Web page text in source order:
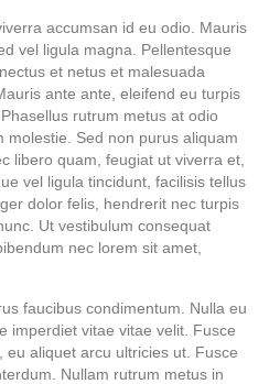
accumsan id eu odio. Mauris
vel ligula magna. Pellentesque
et netus et malesuada
ante ante, eleifend eu turpis
rutrum metus at odio
molestie. Sed non purus aliquam
libero quam, feugiat ut viverra et,
vel ligula tincidunt, facilisis tellus
dolor felis, hendrerit nec turpis
Ut vestibulum consequat
nec lorem sit amet,
faucibus condimentum. Nulla eu
imperdiet vitae vitae velit. Fusce
eu aliquet arcu ultricies ut. Fusce
Nullam rutrum metus in